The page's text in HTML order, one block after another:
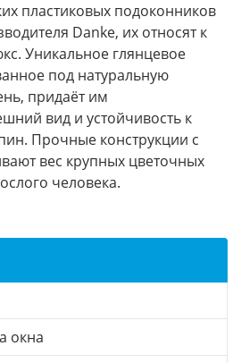
пластиковых подоконников
Danke, их относят к
Уникальное глянцевое
под натуральную
придаёт им
вид и устойчивость к
Прочные конструкции с
вес крупных цветочных
человека.
окна